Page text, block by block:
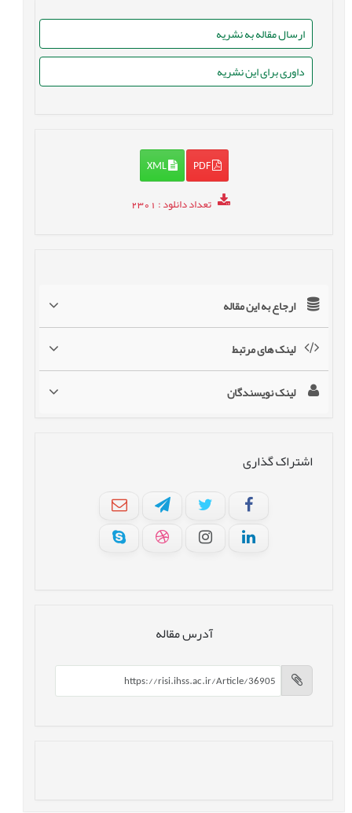
ارسال مقاله به نشریه
داوری برای این نشریه
PDF
XML
تعداد دانلود: 2301
ارجاع به این مقاله
لینک های مرتبط
لینک نویسندگان
اشتراک گذاری
آدرس مقاله